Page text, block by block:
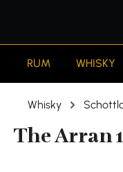
RUM WHISKY
Whisky
The Arran